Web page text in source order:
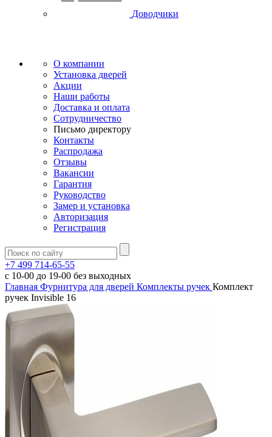
Доводчики
О компании
Установка дверей
Акции
Наши работы
Доставка и оплата
Сотрудничество
Письмо директору
Контакты
Распродажа
Отзывы
Вакансии
Гарантия
Руководство
Замер и установка
Авторизация
Регистрация
+7 499 714-65-55
с 10-00 до 19-00 без выходных
Главная Фурнитура для дверей Комплекты ручек Комплект
ручек Invisible 16